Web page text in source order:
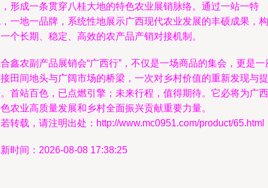
形成一条贯穿八桂大地的特色农业展销脉络。通过一站一特
一地一品牌，系统性地展示广西现代农业发展的丰硕成果，构
个长期、稳定、高效的农产品产销对接机制。
鑫农副产品展销会“广西行”，不仅是一场商品的集会，更是一
田间地头与广阔市场的桥梁，一次对乡村价值的重新发现与提
首站百色，已点燃引擎；未来行程，值得期待。它必将为广西
农业高质量发展和乡村全面振兴贡献重要力量。
转载，请注明出处：http://www.mc0951.com/product/65.html
时间：2026-08-08 17:38:25